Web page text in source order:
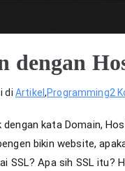
dengan
di Artikel ,Programming2
dengan kata Domain,
bikin website,
SSL? Apa sih SSL itu?